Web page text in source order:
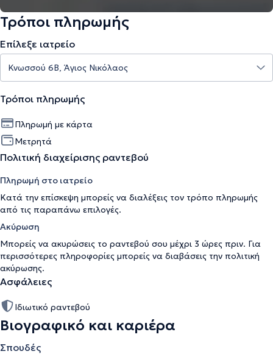
Τρόποι πληρωμής
Επίλεξε ιατρείο
Τρόποι πληρωμής
Πληρωμή με κάρτα
Μετρητά
Πολιτική διαχείρισης ραντεβού
Πληρωμή στο ιατρείο
Κατά την επίσκεψη μπορείς να διαλέξεις τον τρόπο πληρωμής
από τις παραπάνω επιλογές.
Ακύρωση
Μπορείς να ακυρώσεις το ραντεβού σου μέχρι 3 ώρες πριν. Για
περισσότερες πληροφορίες μπορείς να διαβάσεις την πολιτική
ακύρωσης.
Ασφάλειες
Ιδιωτικό ραντεβού
Βιογραφικό και καριέρα
Σπουδές